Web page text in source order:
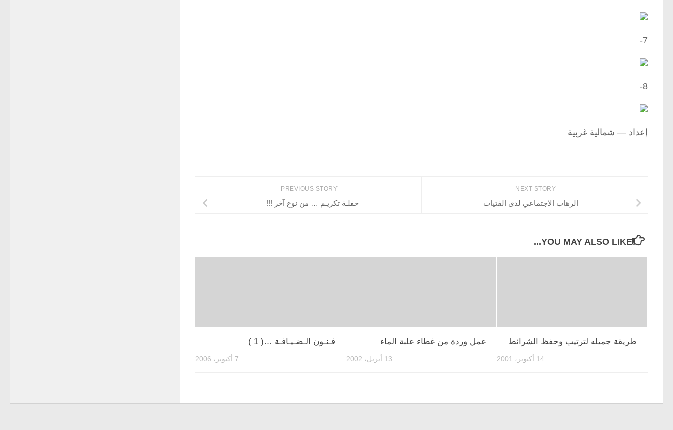
7-
8-
إعداد — شمالية غربية
NEXT STORY
الرهاب الاجتماعي لدى الفتيات
PREVIOUS STORY
حفلـة تكريـم … من نوع آخر !!!
YOU MAY ALSO LIKE...
فـنـون الـضـيـافـة …( 1 )
7 أكتوبر، 2006
عمل وردة من غطاء علبة الماء
13 أبريل، 2002
طريقة جميله لترتيب وحفظ الشرائط
14 أكتوبر، 2001